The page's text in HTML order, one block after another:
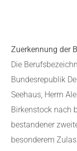
Zuerkennung der
Die
Bundesrepublik
Seehaus, Herrn
Birkenstock nach
bestandener
besonderem